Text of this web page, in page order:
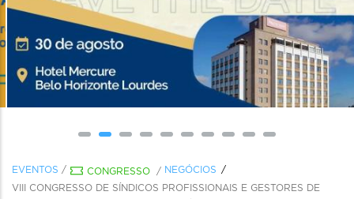
EVENTOS / CONGRESSO / NEGÓCIOS
VIII CONGRESSO DE SÍNDICOS PROFISSIONAIS E GESTORES DE